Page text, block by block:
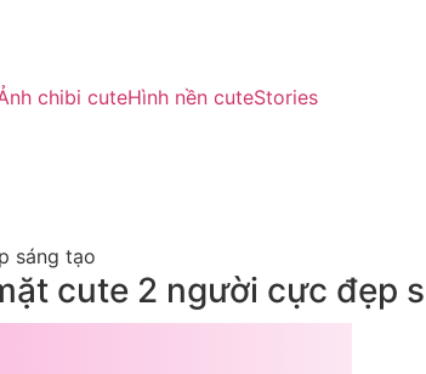
chibi cuteHình nền cuteStories
sáng tạo
cute 2 người cực đẹp